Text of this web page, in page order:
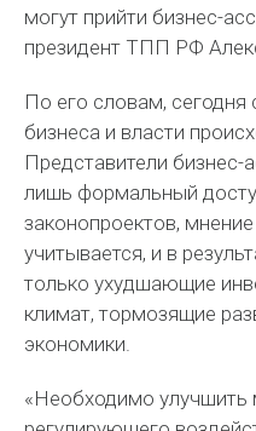
могут прийти бизнес-
президент ТПП РФ
По его словам, сегодня
бизнеса и власти
Представители
лишь формальный
законопроектов,
учитывается, и в
только ухудшающие
климат, тормозящие
экономики.
«Необходимо улучшить